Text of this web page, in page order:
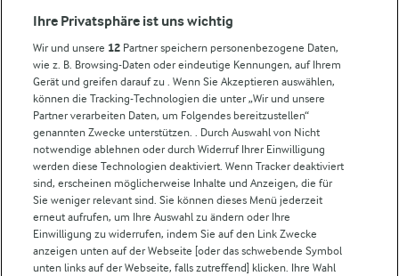
Weitere Arla Websites
Castello
Lurpak
Arla Pro
Für unsere Landwirt:innen
Folge uns!
Ihre Privatsphäre ist uns wichtig
Wir und unsere 12 Partner speichern personenbezogene Daten,
wie z. B. Browsing-Daten oder eindeutige Kennungen, auf Ihrem
Gerät und greifen darauf zu . Wenn Sie Akzeptieren auswählen,
können die Tracking-Technologien die unter „Wir und unsere
Partner verarbeiten Daten, um Folgendes bereitzustellen“
genannten Zwecke unterstützen. . Durch Auswahl von Nicht
notwendige ablehnen oder durch Widerruf Ihrer Einwilligung
werden diese Technologien deaktiviert. Wenn Tracker deaktiviert
sind, erscheinen möglicherweise Inhalte und Anzeigen, die für
Sie weniger relevant sind. Sie können dieses Menü jederzeit
erneut aufrufen, um Ihre Auswahl zu ändern oder Ihre
Einwilligung zu widerrufen, indem Sie auf den Link Zwecke
anzeigen unten auf der Webseite [oder das schwebende Symbol
unten links auf der Webseite, falls zutreffend] klicken. Ihre Wahl